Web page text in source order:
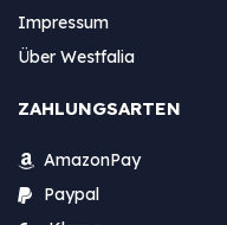
Impressum
Über Westfalia
ZAHLUNGSARTEN
AmazonPay
Paypal